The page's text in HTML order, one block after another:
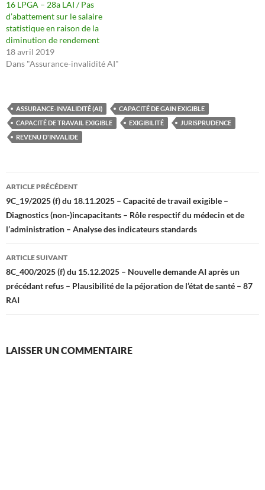
16 LPGA – 28a LAI / Pas
d’abattement sur le salaire
statistique en raison de la
diminution de rendement
18 avril 2019
Dans "Assurance-invalidité AI"
ASSURANCE-INVALIDITÉ (AI)
CAPACITÉ DE GAIN EXIGIBLE
CAPACITÉ DE TRAVAIL EXIGIBLE
EXIGIBILITÉ
JURISPRUDENCE
REVENU D'INVALIDE
Navigation
des
articles
ARTICLE PRÉCÉDENT
9C_19/2025 (f) du 18.11.2025 – Capacité de travail exigible –
Diagnostics (non-)incapacitants – Rôle respectif du médecin et de
l’administration – Analyse des indicateurs standards
ARTICLE SUIVANT
8C_400/2025 (f) du 15.12.2025 – Nouvelle demande AI après un
précédant refus – Plausibilité de la péjoration de l’état de santé – 87
RAI
LAISSER UN COMMENTAIRE